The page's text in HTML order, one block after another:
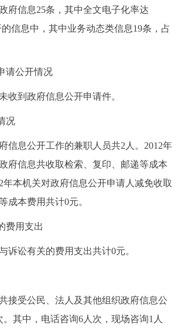
图说北京 视频北京
한국어
FRANÇAIS РУССКИЙ ЯЗЫК
府信息25条，其中全文电子化率达
信息中，其中业务动态类信息19条，占
公开情况
到政府信息公开申请件。
况
息公开工作的兼职人员共2人。2012年
府信息共收取检索、复印、邮递等成本
年本机关对政府信息公开申请人减免收取
成本费用共计0元。
用支出
讼有关的费用支出共计0元。
受公民、法人及其他组织政府信息公
其中，电话咨询6人次，现场咨询1人